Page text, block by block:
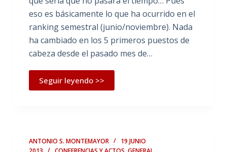
eso es básicamente lo que ha ocurrido en el
ranking semestral (junio/noviembre). Nada
ha cambiado en los 5 primeros puestos de
cabeza desde el pasado mes de…
Seguir leyendo >>
ANTONIO S. MONTEMAYOR
19 JUNIO